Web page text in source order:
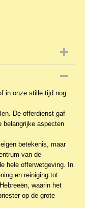
in onze stille tijd nog
De offerdienst gaf
belangrijke aspecten
betekenis, maar
van de
hele offerwetgeving. In
en reiniging tot
waarin het
op de grote